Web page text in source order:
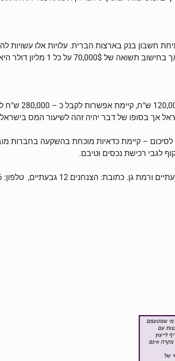
לסיכום – קיימת כדאיות מוכחת בהשקעה בחברות
לגבי רכישת נכסים וטיבם.